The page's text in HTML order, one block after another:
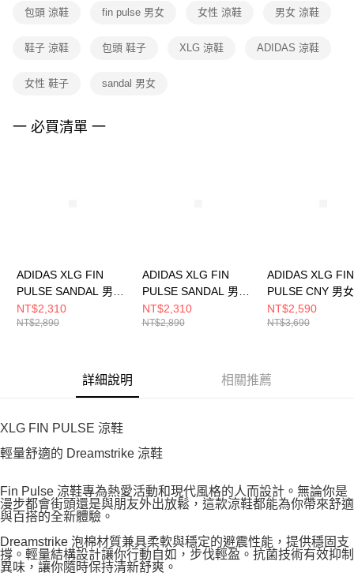
客戶支援中心」
https://netprotections.freshdesk.com/support/home
１．透過由恩沛科技股份有限公司提供之「AFTEE先享後付」服務完成之交
權轉讓予恩沛科技股份有限公司。
３．未成年的使用者請事先徵得法定代理人或監護人之同意方可使用
「AFTEE先享後付」，若未經同意申辦者引起之損失，本公司不負相關責
包頭 涼鞋 fin pulse 男女 女性 涼鞋 男女 涼鞋
鞋子 涼鞋 包頭 鞋子 XLG 涼鞋 ADIDAS 涼鞋
女性 鞋子 sandal 男女
一 必買清單 一
ADIDAS XLG FIN
PULSE SANDAL 男女
包頭涼鞋 LA1995
NT$2,310
NT$2,890
ADIDAS XLG FIN
PULSE SANDAL 男女
包頭涼鞋 LA1993
NT$2,310
NT$2,890
ADIDAS XLG FIN
PULSE CNY 男
鞋 KI1846
NT$2,590
NT$3,690
詳細說明 相關推薦
XLG FIN PULSE 涼鞋
輕量舒適的 Dreamstrike 涼鞋
Fin Pulse 涼鞋專為熱愛活動和現代風格的人而設計。無論你是
漫步都會街頭還是與朋友外出放鬆，這款涼鞋都能為你帶來舒適
與百搭的全新體驗。
Dreamstrike 泡棉材質兼具柔軟與穩定的避震性能，提供穩固支
撐。輕量結構設計讓你行動自如，步伐輕盈。抗菌技術有效抑制
異味，讓你隨時保持清新舒爽。